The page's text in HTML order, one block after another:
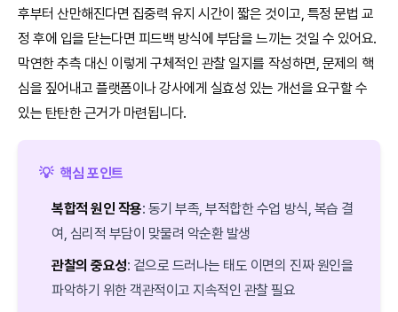
후부터 산만해진다면 집중력 유지 시간이 짧은 것이고, 특정 문법 교
정 후에 입을 닫는다면 피드백 방식에 부담을 느끼는 것일 수 있어요.
막연한 추측 대신 이렇게 구체적인 관찰 일지를 작성하면, 문제의 핵
심을 짚어내고 플랫폼이나 강사에게 실효성 있는 개선을 요구할 수
있는 탄탄한 근거가 마련됩니다.
💡 핵심 포인트
복합적 원인 작용: 동기 부족, 부적합한 수업 방식, 복습 결
여, 심리적 부담이 맞물려 악순환 발생
관찰의 중요성: 겉으로 드러나는 태도 이면의 진짜 원인을
파악하기 위한 객관적이고 지속적인 관찰 필요